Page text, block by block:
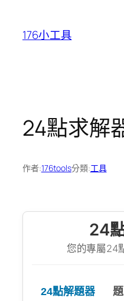
176小工具
24點求解
作者:176tools分類:工具
24
您的專屬24
24點解題器